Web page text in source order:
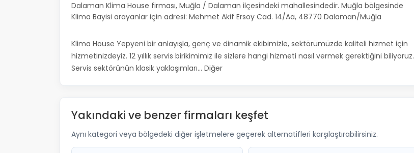
Dalaman Klima House firması, Muğla / Dalaman ilçesindeki mahallesindedir. Muğla bölgesinde
Klima Bayisi arayanlar için adresi: Mehmet Akif Ersoy Cad. 14/Aa, 48770 Dalaman/Muğla
Klima House Yepyeni bir anlayışla, genç ve dinamik ekibimizle, sektörümüzde kaliteli hizmet için
hizmetinizdeyiz. 12 yıllık servis birikimimiz ile sizlere hangi hizmeti nasıl vermek gerektiğini biliyoruz.
Servis sektörünün klasik yaklaşımları... Diğer
Yakındaki ve benzer firmaları keşfet
Aynı kategori veya bölgedeki diğer işletmelere geçerek alternatifleri karşılaştırabilirsiniz.